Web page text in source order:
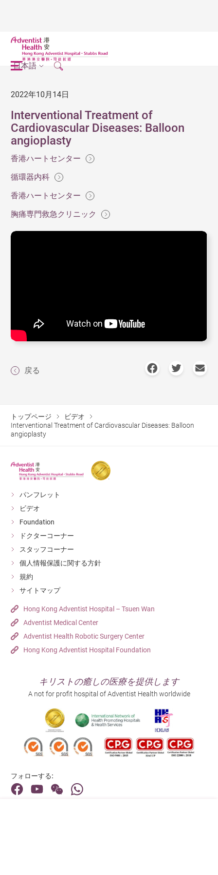
日本語
2022年10月14日
Interventional Treatment of
Cardiovascular Diseases: Balloon
angioplasty
香港ハートセンター
循環器内科
香港ハートセンター
胸痛専門救急クリニック
戻る
トップページ
ビデオ
Interventional Treatment of Cardiovascular Diseases: Balloon
angioplasty
パンフレット
ビデオ
Foundation
ドクターコーナー
スタッフコーナー
個人情報保護に関する方針
規約
サイトマップ
Hong Kong Adventist Hospital – Tsuen Wan
Adventist Medical Center
Adventist Health Robotic Surgery Center
Hong Kong Adventist Hospital Foundation
キリストの癒しの医療を提供します
A not for profit hospital of Adventist Health worldwide
フォローする: